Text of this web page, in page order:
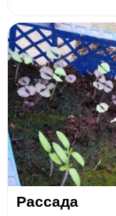
Рассада